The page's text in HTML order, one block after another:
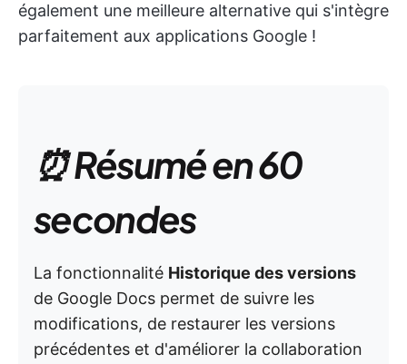
également une meilleure alternative qui s'intègre
parfaitement aux applications Google !
⏰ Résumé en 60
secondes
La fonctionnalité Historique des versions
de Google Docs permet de suivre les
modifications, de restaurer les versions
précédentes et d'améliorer la collaboration